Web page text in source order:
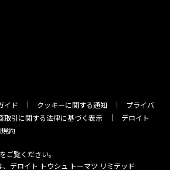
イド クッキーに関する通知
プライバ
取引に関する法律に基づく表示
デロイト
約
をご覧ください。
デロイト トウシュ トーマツ リミテッド